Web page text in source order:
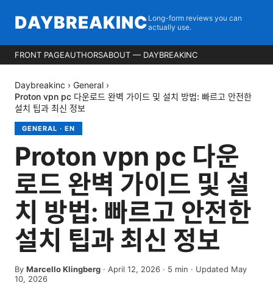
DAYBREAKINC Long-form reviews you can
actually use.
FRONT PAGEAUTHORSABOUT — DAYBREAKINC
Daybreakinc › General ›
Proton vpn pc 다운로드 완벽 가이드 및 설치 방법: 빠르고 안전한
설치 팁과 최신 정보
GENERAL · EN
Proton vpn pc 다운
로드 완벽 가이드 및 설
치 방법: 빠르고 안전한
설치 팁과 최신 정보
By Marcello Klingberg · April 12, 2026 · 5 min · Updated May
10, 2026